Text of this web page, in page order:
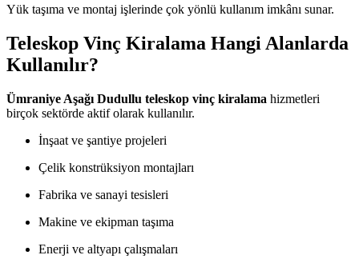
Yük taşıma ve montaj işlerinde çok yönlü kullanım imkânı sunar.
Teleskop Vinç Kiralama Hangi Alanlarda
Kullanılır?
Ümraniye Aşağı Dudullu teleskop vinç kiralama hizmetleri
birçok sektörde aktif olarak kullanılır.
İnşaat ve şantiye projeleri
Çelik konstrüksiyon montajları
Fabrika ve sanayi tesisleri
Makine ve ekipman taşıma
Enerji ve altyapı çalışmaları